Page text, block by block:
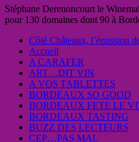
Stéphane Derenoncourt le
pour 130 domaines dont 90 à
Côté Châteaux, l’émission
Accueil
A CARAFER
ART…DIT VIN
A VOS TABLETTES
BORDEAUX SO GOOD
BORDEAUX FETE LE
BORDEAUX TASTING
BUZZ DES LECTEURS
CEP…PAS MAL